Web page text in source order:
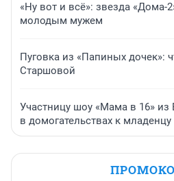
«Ну вот и всё»: звезда «Дома-
молодым мужем
Пуговка из «Папиных дочек»:
Старшовой
Участницу шоу «Мама в 16» из
в домогательствах к младенцу